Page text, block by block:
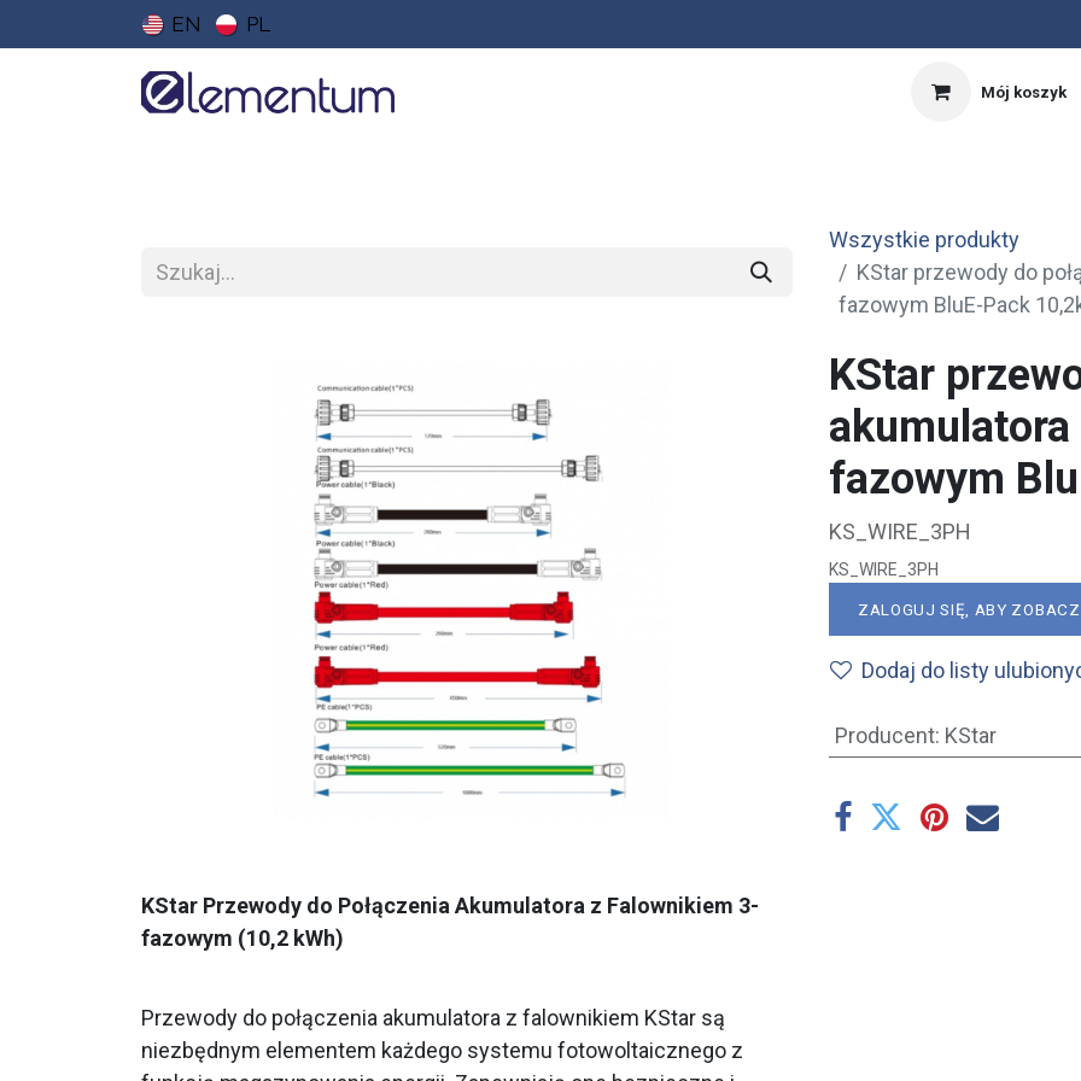
EN PL
Mój koszyk
Wszystkie produkty
KStar przewody do
fazowym BluE-Pack
KStar Przewody do Połączenia Akumulatora z Falownikiem 3-
fazowym (10,2 kWh)
Przewody do połączenia akumulatora z falownikiem KStar są
niezbędnym elementem każdego systemu fotowoltaicznego z
KStar
fazowym
KS_WIRE_3PH
KS_WIRE_3PH
ZALOGUJ SIĘ, ABY
Dodaj do listy
Producent: KStar